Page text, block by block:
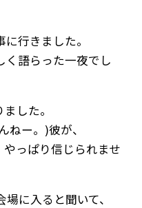
行きました。
く語らった一夜でし
した。
ねー。)彼が、
っぱり信じられませ
に入ると聞いて、